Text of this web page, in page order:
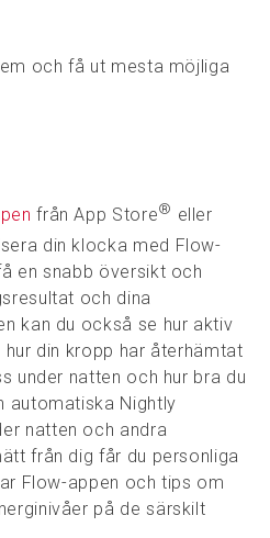
och få ut mesta möjliga
från App Store® eller
din klocka med Flow-
en snabb översikt och
och dina
kan du också se hur aktiv
hur din kropp har återhämtat
under natten och hur bra du
automatiska Nightly
natten och andra
från dig får du personliga
Flow-appen och tips om
på de särskilt